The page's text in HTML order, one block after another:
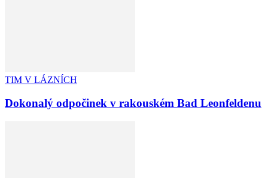
TIM V LÁZNÍCH
Dokonalý odpočinek v rakouském Bad Leonfeldenu